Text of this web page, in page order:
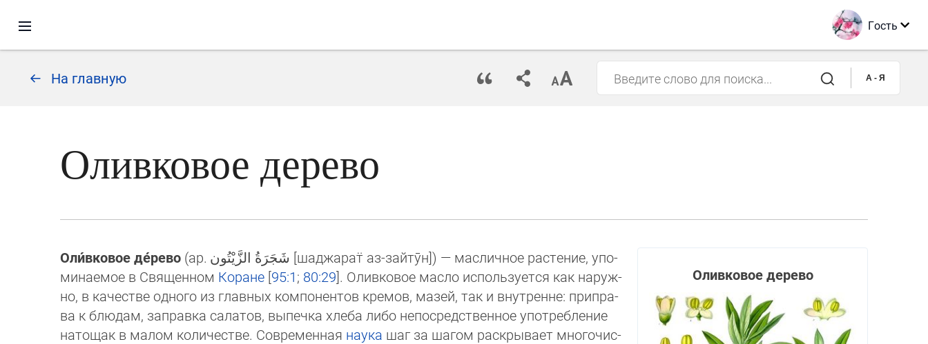
Гость
На главную A - Я
Оливковое дерево
Оливковое дерево
Оли́вковое де́рево (ар. شَجَرَةُ الزَّيْتُون [шаджарат̈ аз-зайтӯн]‎) — масличное растение, упо­
ми­нае­мое в Священном Коране [95:1; 80:29]. Оливковое масло используется как наруж­
но, в качестве одного из главных компонентов кремов, мазей, так и внутренне: припра­
ва к блюдам, заправка салатов, выпечка хлеба либо непосредственное упот­реб­ле­ние
на­то­щак в малом количестве. Современная наука шаг за шагом раскрывает мно­го­чис­